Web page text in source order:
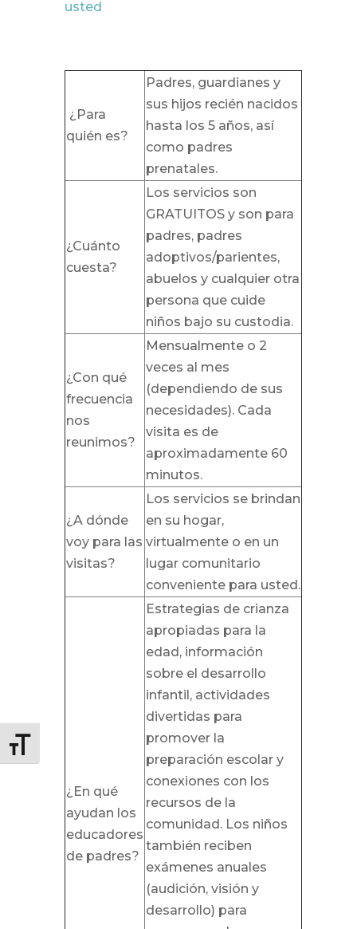
Alternar tamaño de letra
usted
¿Para
quién es?
Padres, guardianes y
sus hijos recién nacidos
hasta los 5 años, así
como padres
prenatales.
¿Cuánto
cuesta?
Los servicios son
GRATUITOS y son para
padres, padres
adoptivos/parientes,
abuelos y cualquier otra
persona que cuide
niños bajo su custodia.
¿Con qué
frecuencia
nos
reunimos?
Mensualmente o 2
veces al mes
(dependiendo de sus
necesidades). Cada
visita es de
aproximadamente 60
minutos.
¿A dónde
voy para las
visitas?
Los servicios se brindan
en su hogar,
virtualmente o en un
lugar comunitario
conveniente para usted.
¿En qué
ayudan los
educadores
de padres?
Estrategias de crianza
apropiadas para la
edad, información
sobre el desarrollo
infantil, actividades
divertidas para
promover la
preparación escolar y
conexiones con los
recursos de la
comunidad. Los niños
también reciben
exámenes anuales
(audición, visión y
desarrollo) para